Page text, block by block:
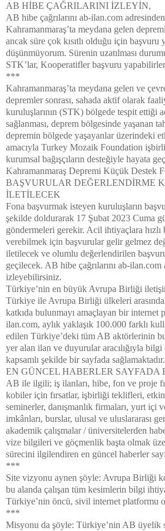
AB HİBE ÇAĞRILARINI İZLEYİN,
AB hibe çağrılarını ab-ilan.com
Kahramanmaraş’ta meydana gelen
ancak süre çok kısıtlı olduğu için başvuru
düşünmüyorum. Sürenin uzatılması
STK’lar, Kooperatifler başvuru
***
Kahramanmaraş’ta meydana gelen ve
depremler sonrası, sahada aktif olarak
kuruluşlarının (STK) bölgede tespit ettiği
sağlanması, deprem bölgesinde yaşanan
depremin bölgede yaşayanlar üzerindeki
amacıyla Turkey Mozaik Foundation
kurumsal bağışçıların desteğiyle hayata
Kahramanmaraş Depremi Küçük Destek
BAŞVURULAR DEĞERLENDİRME
İLETİLECEK
Fona başvurmak isteyen kuruluşların
şekilde doldurarak 17 Şubat 2023 Cuma
göndermeleri gerekir. Acil ihtiyaçlara hızlı
verebilmek için başvurular gelir gelmez
iletilecek ve olumlu değerlendirilen
geçilecek. AB hibe çağrılarını ab-ilan.com
izleyebilirsiniz.
Türkiye’nin en büyük Avrupa Birliği
Türkiye ile Avrupa Birliği ülkeleri
katkıda bulunmayı amaçlayan bir internet
ilan.com, aylık yaklaşık 100.000 farklı
edilen Türkiye’deki tüm AB aktörlerinin
yer alan ilan ve duyurular aracılığıyla bilgi
kapsamlı şekilde bir sayfada sağlamaktadır.
EN GÜNCEL HABERLER SAYFADA
AB ile ilgili; iş ilanları, hibe, fon ve proje
kobiler için fırsatlar, işbirliği teklifleri,
seminerler, danışmanlık firmaları, yurt içi
imkânları, burslar, ulusal ve uluslararası
akademik çalışmalar / üniversitelerden
vize bilgileri ve göçmenlik başta olmak
sürecini ilgilendiren en güncel haberler
***
Site vizyonu aynen şöyle: Avrupa Birliği
bu alanda çalışan tüm kesimlerin bilgi
Türkiye’nin öncü, sivil internet platformu
***
Misyonu da şöyle: Türkiye’nin AB üyelik